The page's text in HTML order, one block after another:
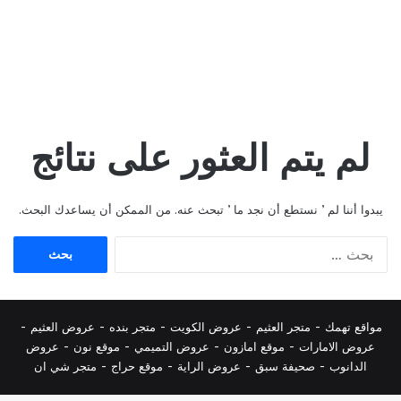
لم يتم العثور على نتائج
يبدوا أننا لم ’ نستطع أن نجد ما ’ تبحث عنه. من الممكن أن يساعدك البحث.
مواقع تهمك - متجر العثيم - عروض الكويت - متجر بنده - عروض العثيم -
عروض الامارات - موقع امازون - عروض التميمي - موقع نون - عروض
الدانوب - صحيفة سبق - عروض الراية - موقع حراج - متجر شي ان